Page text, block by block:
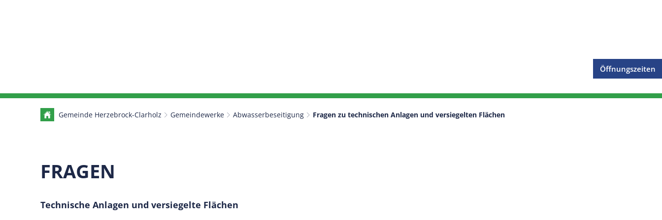
Öffnungszeiten
Gemeinde Herzebrock-Clarholz Gemeindewerke Abwasserbeseitigung Fragen zu technischen Anlagen und versiegelten Flächen
FragenFRAGEN
Technische Anlagen und versiegelte Flächen